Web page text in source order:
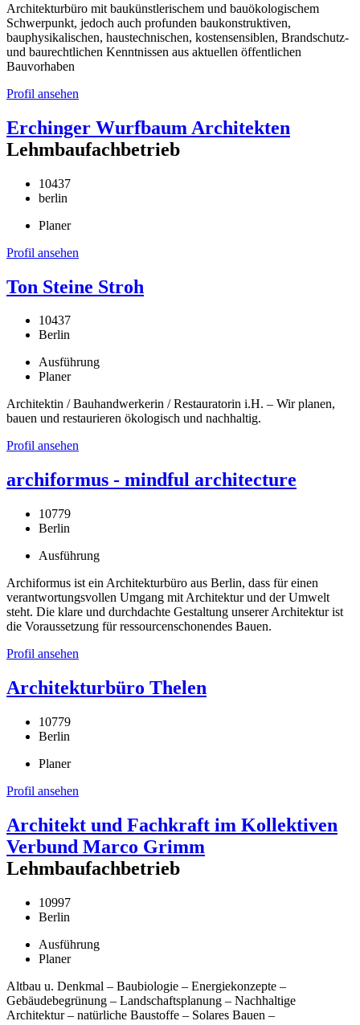
Architekturbüro mit baukünstlerischem und bauökologischem
Schwerpunkt, jedoch auch profunden baukonstruktiven,
bauphysikalischen, haustechnischen, kostensensiblen, Brandschutz-
und baurechtlichen Kenntnissen aus aktuellen öffentlichen
Bauvorhaben
Profil ansehen
Erchinger Wurfbaum Architekten
Lehmbaufachbetrieb
10437
berlin
Planer
Profil ansehen
Ton Steine Stroh
10437
Berlin
Ausführung
Planer
Architektin / Bauhandwerkerin / Restauratorin i.H. – Wir planen,
bauen und restaurieren ökologisch und nachhaltig.
Profil ansehen
archiformus - mindful architecture
10779
Berlin
Ausführung
Archiformus ist ein Architekturbüro aus Berlin, dass für einen
verantwortungsvollen Umgang mit Architektur und der Umwelt
steht. Die klare und durchdachte Gestaltung unserer Architektur ist
die Voraussetzung für ressourcenschonendes Bauen.
Profil ansehen
Architekturbüro Thelen
10779
Berlin
Planer
Profil ansehen
Architekt und Fachkraft im Kollektiven
Verbund Marco Grimm
Lehmbaufachbetrieb
10997
Berlin
Ausführung
Planer
Altbau u. Denkmal – Baubiologie – Energiekonzepte –
Gebäudebegrünung – Landschaftsplanung – Nachhaltige
Architektur – natürliche Baustoffe – Solares Bauen –